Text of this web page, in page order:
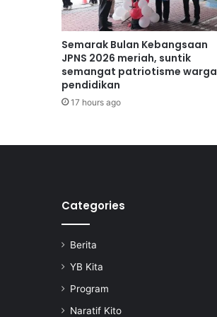
u
m
p
a
H
a
m
Semarak Bulan Kebangsaan
JPNS 2026 meriah, suntik
semangat patriotisme warga
pendidikan
17 hours ago
Categories
Berita
YB Kita
Program
Naratif Kito